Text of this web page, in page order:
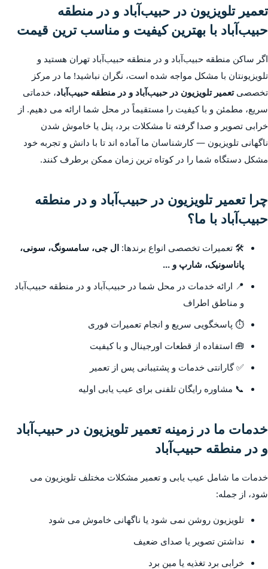
تعمیر تلویزیون در حبیب‌آباد و در منطقه
حبیب‌آباد با بهترین کیفیت و مناسب ترین قیمت
اگر ساکن منطقه حبیب‌آباد و در منطقه حبیب‌آباد تهران هستید و
تلویزیونتان با مشکل مواجه شده است، نگران نباشید! ما در مرکز
تخصصیتعمیر تلویزیون در حبیب‌آباد و در منطقه حبیب‌آباد، خدماتی
سریع، مطمئن و با کیفیت را مستقیماً در محل شما ارائه می دهیم. از
خرابی تصویر و صدا گرفته تا مشکلات برد، پنل یا خاموش شدن
ناگهانی تلویزیون — کارشناسان ما آماده اند تا با دانش و تجربه خود
مشکل دستگاه شما را در کوتاه ترین زمان ممکن برطرف کنند.
چرا تعمیر تلویزیون در حبیب‌آباد و در منطقه
حبیب‌آباد با ما؟
🛠️ تعمیرات تخصصی انواع برندها: ال جی، سامسونگ، سونی،
پاناسونیک، شارپ و ...
📍 ارائه خدمات در محل شما در حبیب‌آباد و در منطقه حبیب‌آباد
و مناطق اطراف
⏱️ پاسخگویی سریع و انجام تعمیرات فوری
🧰 استفاده از قطعات اورجینال و با کیفیت
✅ گارانتی خدمات و پشتیبانی پس از تعمیر
📞 مشاوره رایگان تلفنی برای عیب یابی اولیه
خدمات ما در زمینه تعمیر تلویزیون در حبیب‌آباد
و در منطقه حبیب‌آباد
خدمات ما شامل عیب یابی و تعمیر مشکلات مختلف تلویزیون می
شود، از جمله:
تلویزیون روشن نمی شود یا ناگهانی خاموش می شود
نداشتن تصویر یا صدای ضعیف
خرابی برد تغذیه یا مین برد